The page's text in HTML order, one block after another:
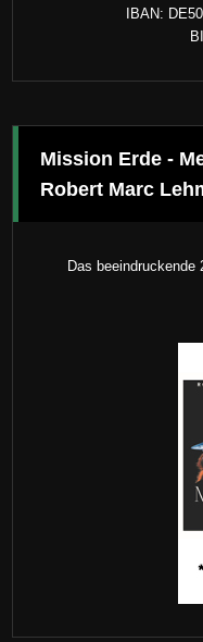
IBAN:
Mission Erde -
Robert Marc
Das beeindruckende